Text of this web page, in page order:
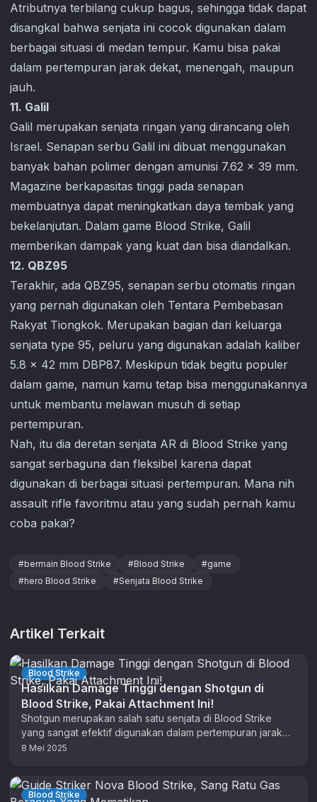
Atributnya terbilang cukup bagus, sehingga tidak dapat
disangkal bahwa senjata ini cocok digunakan dalam
berbagai situasi di medan tempur. Kamu bisa pakai
dalam pertempuran jarak dekat, menengah, maupun
jauh.
11. Galil
Galil merupakan senjata ringan yang dirancang oleh
Israel. Senapan serbu Galil ini dibuat menggunakan
banyak bahan polimer dengan amunisi 7.62 x 39 mm.
Magazine berkapasitas tinggi pada senapan
membuatnya dapat meningkatkan daya tembak yang
bekelanjutan. Dalam game Blood Strike, Galil
memberikan dampak yang kuat dan bisa diandalkan.
12. QBZ95
Terakhir, ada QBZ95, senapan serbu otomatis ringan
yang pernah digunakan oleh Tentara Pembebasan
Rakyat Tiongkok. Merupakan bagian dari keluarga
senjata type 95, peluru yang digunakan adalah kaliber
5.8 x 42 mm DBP87. Meskipun tidak begitu populer
dalam game, namun kamu tetap bisa menggunakannya
untuk membantu melawan musuh di setiap
pertempuran.
Nah, itu dia deretan senjata AR di Blood Strike yang
sangat serbaguna dan fleksibel karena dapat
digunakan di berbagai situasi pertempuran. Mana nih
assault rifle favoritmu atau yang sudah pernah kamu
coba pakai?
#bermain Blood Strike #Blood Strike #game
#hero Blood Strike #Senjata Blood Strike
Artikel Terkait
Blood Strike
Hasilkan Damage Tinggi dengan Shotgun di
Blood Strike, Pakai Attachment Ini!
Shotgun merupakan salah satu senjata di Blood Strike
yang sangat efektif digunakan dalam pertempuran jarak
dekat. Itu karena senjata ini …
8 Mei 2025
Blood Strike